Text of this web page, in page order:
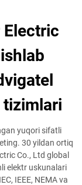
Electric
tizimlari
yuqori sifatli
30 yildan ortiq
Co., Ltd global
elektr uskunalari
IEEE, NEMA va